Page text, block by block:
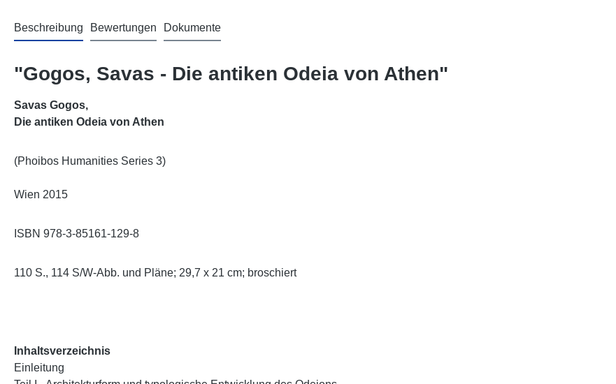
Beschreibung Bewertungen Dokumente
"Gogos, Savas - Die antiken Odeia von Athen"
Savas Gogos,
Die antiken Odeia von Athen
(Phoibos Humanities Series 3)
Wien 2015
ISBN 978-3-85161-129-8
110 S., 114 S/W-Abb. und Pläne; 29,7 x 21 cm; broschiert
Inhaltsverzeichnis
Einleitung